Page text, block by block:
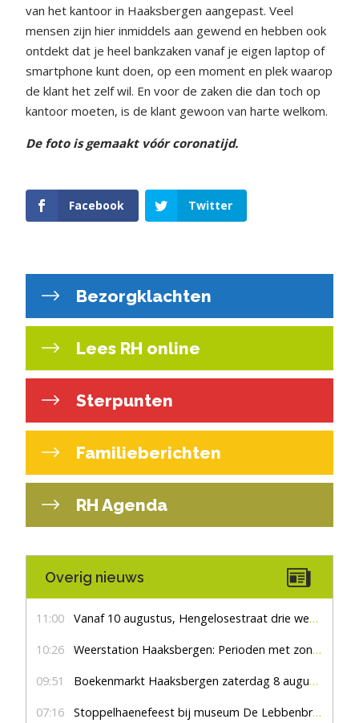
van het kantoor in Haaksbergen aangepast. Veel
mensen zijn hier inmiddels aan gewend en hebben ook
ontdekt dat je heel bankzaken vanaf je eigen laptop of
smartphone kunt doen, op een moment en plek waarop
de klant het zelf wil. En voor de zaken die dan toch op
kantoor moeten, is de klant gewoon van harte welkom.
De foto is gemaakt vóór coronatijd.
Facebook Twitter
Bezorgklachten
Lees RH online
Sterpunten
Familieberichten
RH Agenda
Overig nieuws
11:00 Vanaf 10 augustus, Hengelosestraat drie weken dicht voor doorgaand verkeer
10:26 Weerstation Haaksbergen: Perioden met zon en droog
09:51 Boekenmarkt Haaksbergen zaterdag 8 augustus, marktplein Haaksbergen
07:16 Stoppelhaenefeest bij museum De Lebbenbrugge